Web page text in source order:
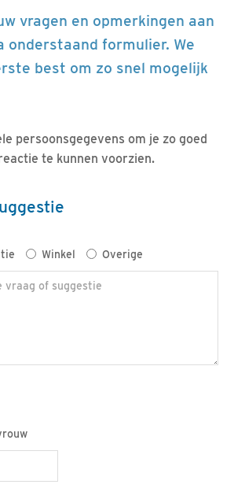
vragen en opmerkingen aan
onderstaand formulier. We
best om zo snel mogelijk
persoonsgegevens om je zo goed
te kunnen voorzien.
Winkel Overige
vraag of suggestie